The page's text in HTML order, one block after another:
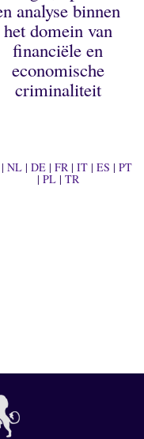
analyse binnen
het domein van
financiële en
economische
criminaliteit
|NL |DE |FR |IT |ES |PT
| PL| TR